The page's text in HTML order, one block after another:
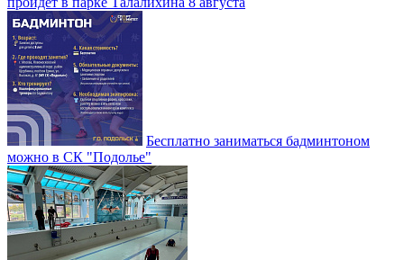
Бесплатно заниматься бадминтоном
можно в СК "Подолье"